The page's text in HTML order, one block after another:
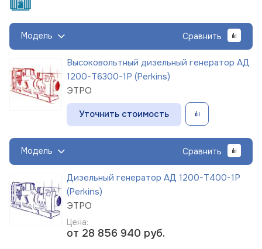
Модель Сравнить
Высоковольтный дизельный генератор АД
1200-Т6300-1Р (Perkins)
ЭТРО
Уточнить стоимость
Модель Сравнить
Дизельный генератор АД 1200-Т400-1Р
(Perkins)
ЭТРО
Цена:
от 28 856 940 руб.